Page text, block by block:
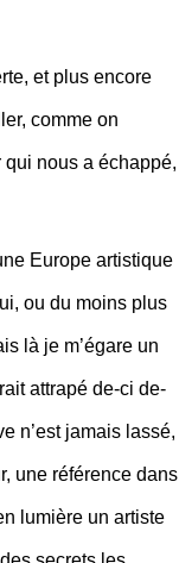
et plus encore
comme on
nous a échappé,
Europe artistique
ou du moins plus
là je m’égare un
attrapé de-ci de-
n’est jamais lassé,
une référence dans
lumière un artiste